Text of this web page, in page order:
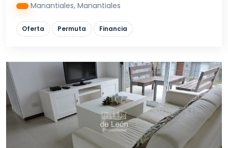
Manantiales, Manantiales
Oferta Permuta Financia